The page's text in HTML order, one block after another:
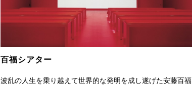
百福シアター
波乱の人生を乗り越えて世界的な発明を成し遂げた安藤百福